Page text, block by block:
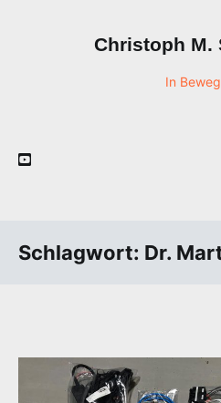
Christoph M.
In
Schlagwort: Dr.